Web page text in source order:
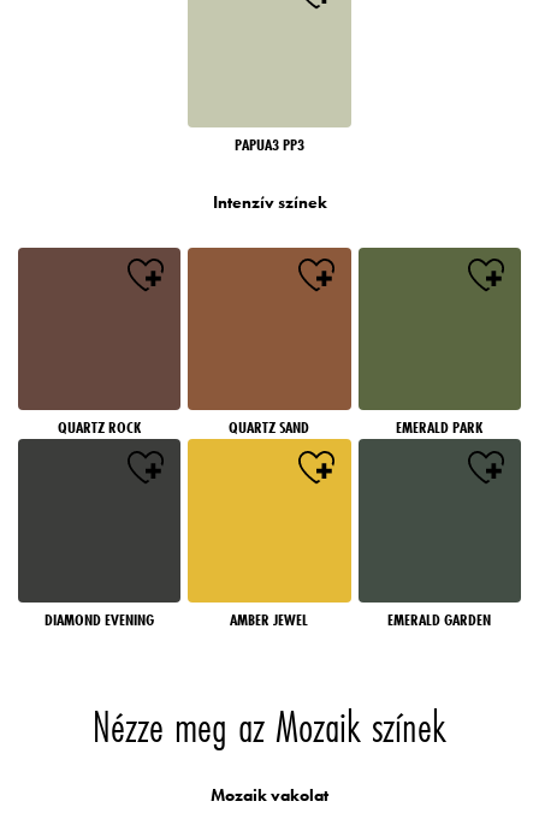
PAPUA3 PP3
Intenzív színek
QUARTZ ROCK QUARTZ SAND EMERALD PARK
DIAMOND EVENING AMBER JEWEL EMERALD GARDEN
Nézze meg az Mozaik színek
Mozaik vakolat